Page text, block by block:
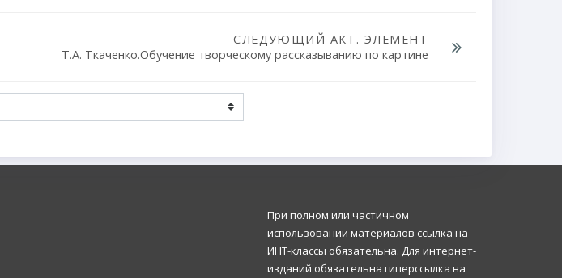
СЛЕДУЮЩИЙ АКТ. ЭЛЕМЕНТ
Т.А. Ткаченко.Обучение творческому рассказыванию по картине
При полном или частичном
использовании материалов ссылка на
ИНТ-классы обязательна. Для интернет-
изданий обязательна гиперссылка на